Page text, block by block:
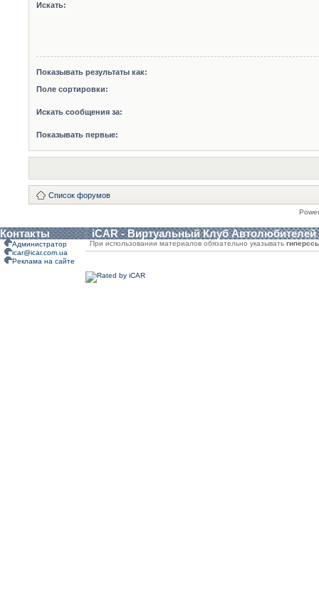
Искать:
Показывать результаты как:
Поле сортировки:
Искать сообщения за:
Показывать первые:
Список форумов
Контакты iCAR - Виртуальный Клуб Автолюбителей
Администратор
icar@icar.com.ua
Реклама на сайте
При использовании материалов обязательно указывать